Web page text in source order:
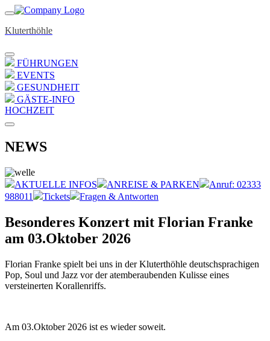
Kluterthöhle
FÜHRUNGEN
EVENTS
GESUNDHEIT
GÄSTE-INFO
HOCHZEIT
NEWS
AKTUELLE INFOS ANREISE & PARKEN
Anruf: 02333
988011
Tickets Fragen & Antworten
Besonderes Konzert mit Florian Franke
am 03.Oktober 2026
Florian Franke spielt bei uns in der Kluterthöhle deutschsprachigen
Pop, Soul und Jazz vor der atemberaubenden Kulisse eines
versteinerten Korallenriffs.
Am 03.Oktober 2026 ist es wieder soweit.